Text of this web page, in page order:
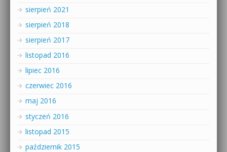
sierpień 2021
sierpień 2018
sierpień 2017
listopad 2016
lipiec 2016
czerwiec 2016
maj 2016
styczeń 2016
listopad 2015
październik 2015